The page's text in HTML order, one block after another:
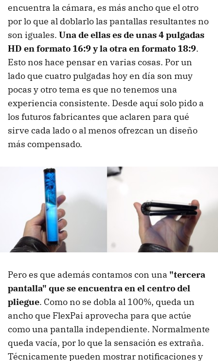
encuentra la cámara, es más ancho que el otro
por lo que al doblarlo las pantallas resultantes no
son iguales. Una de ellas es de unas 4 pulgadas
HD en formato 16:9 y la otra en formato 18:9.
Esto nos hace pensar en varias cosas. Por un
lado que cuatro pulgadas hoy en día son muy
pocas y otro tema es que no tenemos una
experiencia consistente. Desde aquí solo pido a
los futuros fabricantes que aclaren para qué
sirve cada lado o al menos ofrezcan un diseño
más compensado.
Pero es que además contamos con una "tercera
pantalla" que se encuentra en el centro del
pliegue. Como no se dobla al 100%, queda un
ancho que FlexPai aprovecha para que actúe
como una pantalla independiente. Normalmente
queda vacía, por lo que la sensación es extraña.
Técnicamente pueden mostrar notificaciones y